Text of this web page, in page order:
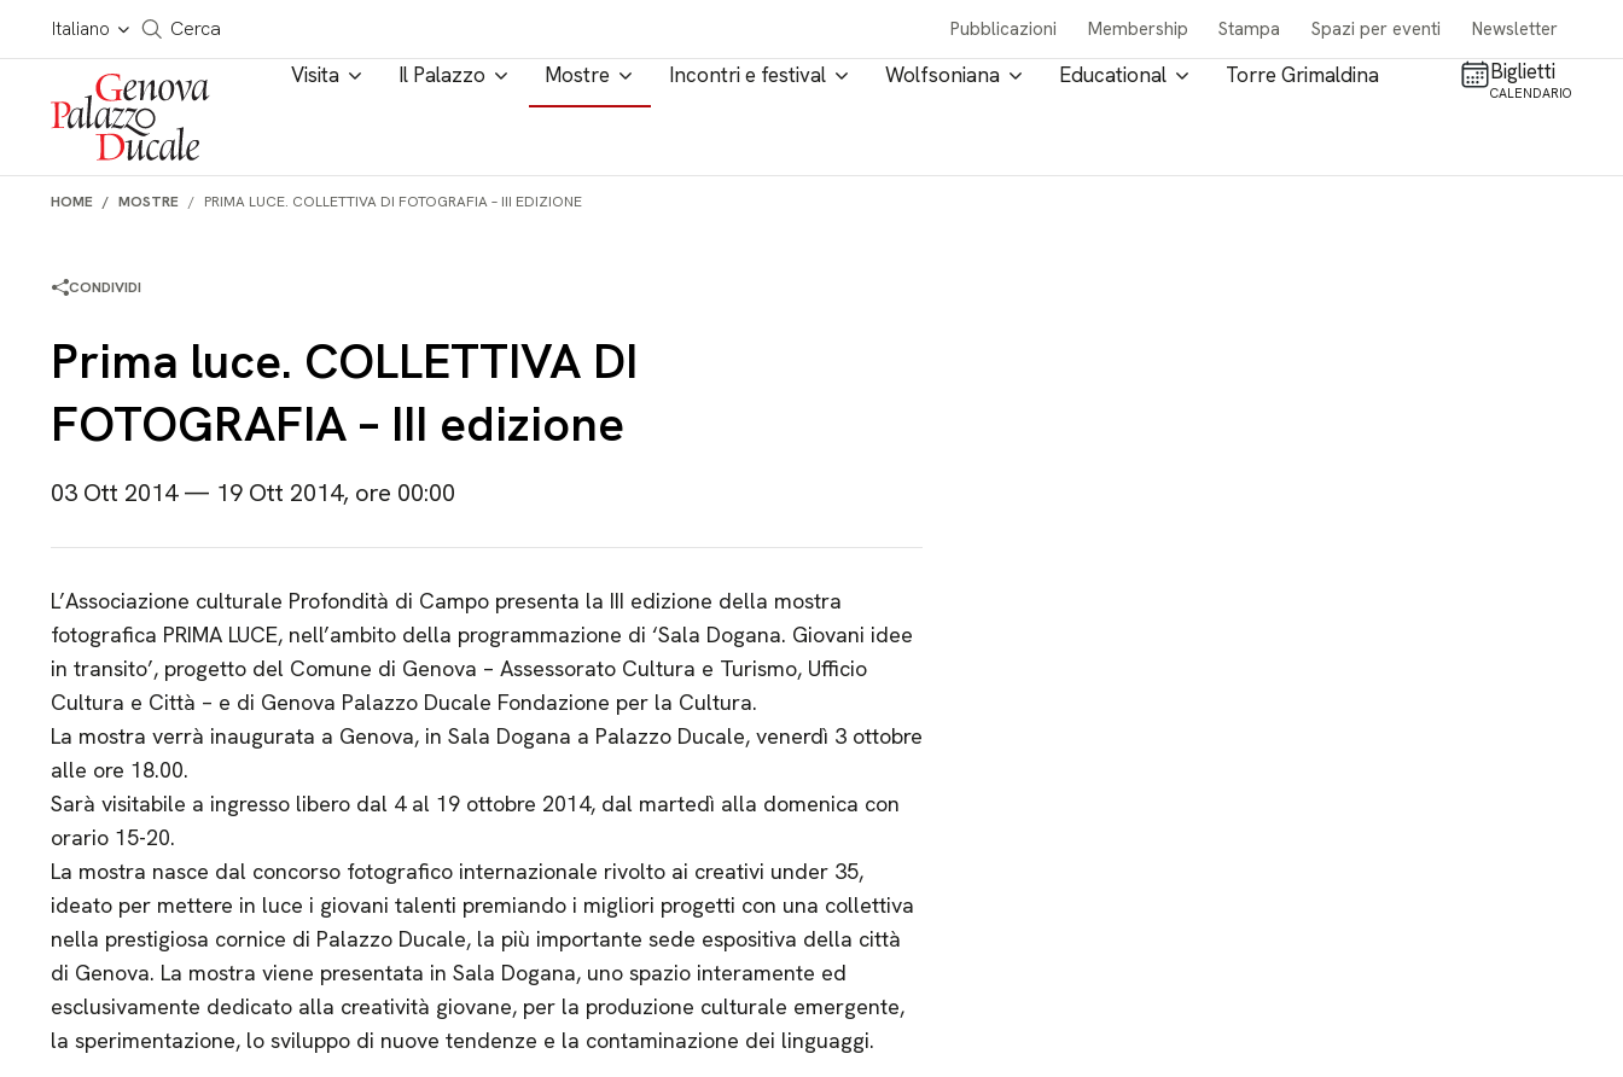
Salta al contenuto
Italiano
Cerca in tutto il sito
Cerca Pubblicazioni Membership Stampa Spazi per eventi Newsletter
Visita Il Palazzo Mostre Incontri e festival Wolfsoniana Educational Torre Grimaldina Biglietti
CALENDARIO
HOME MOSTRE PRIMA LUCE. COLLETTIVA DI FOTOGRAFIA – III EDIZIONE
CONDIVIDI
Prima luce. COLLETTIVA DI
FOTOGRAFIA – III edizione
03 Ott 2014 — 19 Ott 2014, ore 00:00
L’Associazione culturale Profondità di Campo presenta la III edizione della mostra
fotografica PRIMA LUCE, nell’ambito della programmazione di ‘Sala Dogana. Giovani idee
in transito’, progetto del Comune di Genova – Assessorato Cultura e Turismo, Ufficio
Cultura e Città – e di Genova Palazzo Ducale Fondazione per la Cultura.
La mostra verrà inaugurata a Genova, in Sala Dogana a Palazzo Ducale, venerdì 3 ottobre
alle ore 18.00.
Sarà visitabile a ingresso libero dal 4 al 19 ottobre 2014, dal martedì alla domenica con
orario 15-20.
La mostra nasce dal concorso fotografico internazionale rivolto ai creativi under 35,
ideato per mettere in luce i giovani talenti premiando i migliori progetti con una collettiva
nella prestigiosa cornice di Palazzo Ducale, la più importante sede espositiva della città
di Genova. La mostra viene presentata in Sala Dogana, uno spazio interamente ed
esclusivamente dedicato alla creatività giovane, per la produzione culturale emergente,
la sperimentazione, lo sviluppo di nuove tendenze e la contaminazione dei linguaggi.